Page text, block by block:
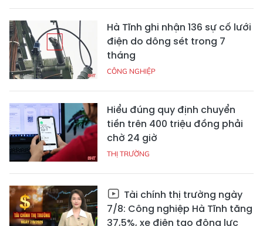
Hà Tĩnh ghi nhận 136 sự cố lưới
điện do dông sét trong 7
tháng
CÔNG NGHIỆP
Hiểu đúng quy định chuyển
tiền trên 400 triệu đồng phải
chờ 24 giờ
THỊ TRƯỜNG
Tài chính thị trường ngày
7/8: Công nghiệp Hà Tĩnh tăng
37,5%, xe điện tạo động lực